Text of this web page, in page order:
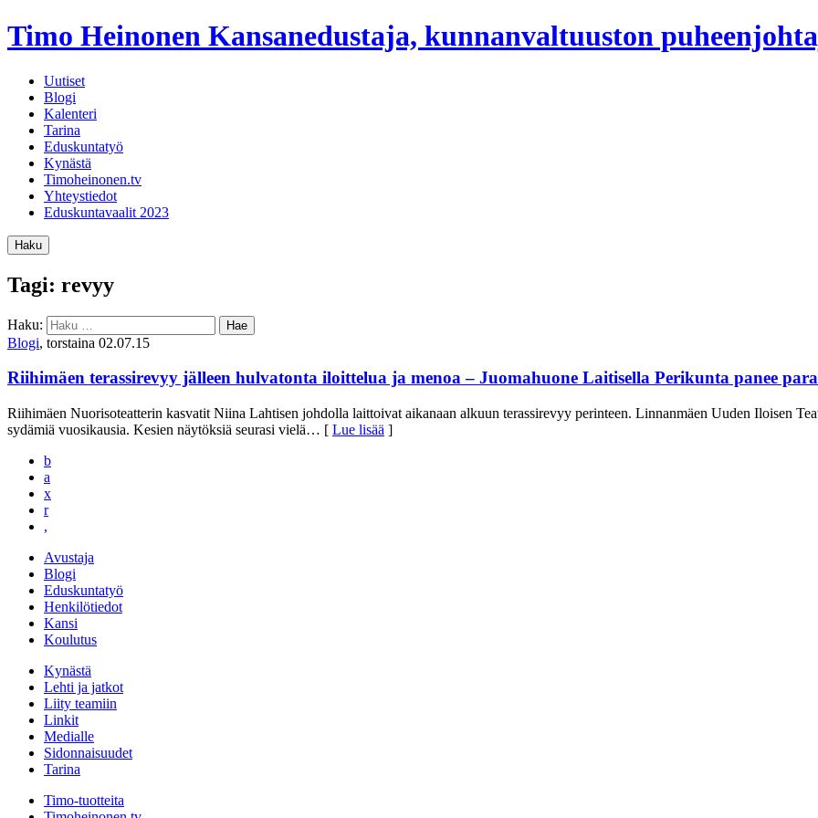
Timo Heinonen Kansanedustaja, kunnanvaltuuston
Uutiset
Blogi
Kalenteri
Tarina
Eduskuntatyö
Kynästä
Timoheinonen.tv
Yhteystiedot
Eduskuntavaalit 2023
Haku
Tagi: revyy
Haku:
Blogi, torstaina 02.07.15
Riihimäen terassirevyy jälleen hulvatonta iloittelua ja menoa – Juomahuone Laitisella Perikunta panee
Riihimäen Nuorisoteatterin kasvatit Niina Lahtisen johdolla laittoivat aikanaan alkuun terassirevyy perinteen. Linnanmäen Uuden Iloisen
sydämiä vuosikausia. Kesien näytöksiä seurasi vielä… [ Lue lisää ]
b
a
x
r
,
Avustaja
Blogi
Eduskuntatyö
Henkilötiedot
Kansi
Koulutus
Kynästä
Lehti ja jatkot
Liity teamiin
Linkit
Medialle
Sidonnaisuudet
Tarina
Timo-tuotteita